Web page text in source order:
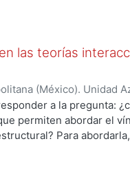
las teorías
(México). Unidad
)Gaytan Sánchez,
a la pregunta:
permiten abordar el
Para